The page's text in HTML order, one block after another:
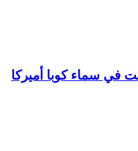
في سماء كوبا أميركا